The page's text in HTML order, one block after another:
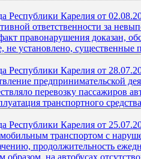
Республики Карелия от
ответственности за
правонарушения доказан,
не установлено, существенные
Республики Карелия от
предпринимательской
перевозку пассажиров
транспортного
Республики Карелия от
транспортом с
продолжительность
на автобусах